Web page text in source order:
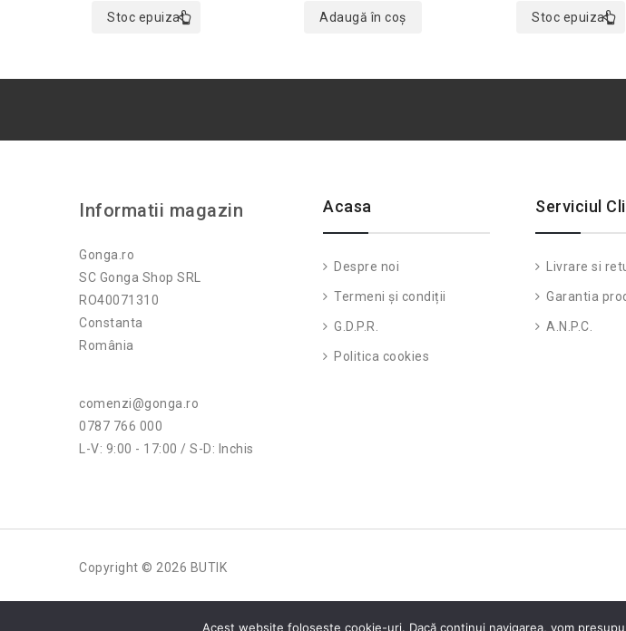
Stoc epuizat Adaugă în coș Stoc epuizat
Informatii magazin
Gonga.ro
SC Gonga Shop SRL
RO40071310
Constanta
România
comenzi@gonga.ro
0787 766 000
L-V: 9:00 - 17:00 / S-D: Inchis
Acasa
Despre noi
Termeni și condiții
G.D.P.R.
Politica cookies
Serviciul
Livrare si
Garantia
A.N.P.C.
Copyright © 2026 BUTIK
Acest website folosește cookie-uri. Dacă continui navigarea, vom